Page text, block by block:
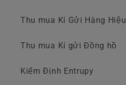
Thu mua Kí Gửi Hàng Hiệu
Thu mua Kí gửi Đồng hồ
Kiểm Định Entrupy